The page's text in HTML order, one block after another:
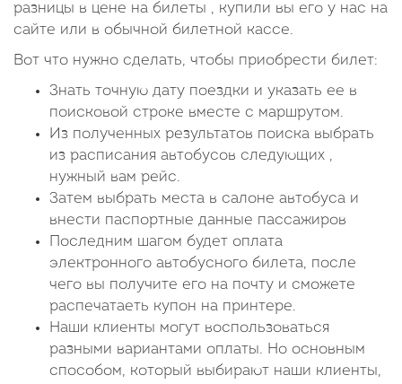
разницы в цене на билеты , купили вы его у нас на
сайте или в обычной билетной кассе.
Вот что нужно сделать, чтобы приобрести билет:
Знать точную дату поездки и указать ее в
поисковой строке вместе с маршрутом.
Из полученных результатов поиска выбрать
из расписания автобусов следующих ,
нужный вам рейс.
Затем выбрать места в салоне автобуса и
внести паспортные данные пассажиров
Последним шагом будет оплата
электронного автобусного билета, после
чего вы получите его на почту и сможете
распечатаеть купон на принтере.
Наши клиенты могут воспользоваться
разными вариантами оплаты. Но основным
способом, который выбирают наши клиенты,